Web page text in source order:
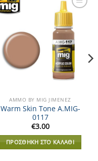
Add to
Wishlist
AMMO BY MIG JIMENEZ
Warm Skin Tone A.MIG-
0117
€3.00
ΠΡΟΣΘΉΚΗ ΣΤΟ ΚΑΛΆΘΙ